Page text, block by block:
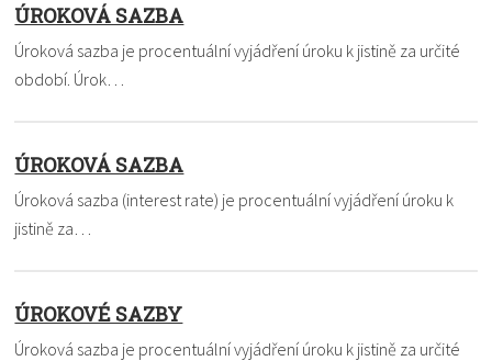
ÚROKOVÁ SAZBA
Úroková sazba je procentuální vyjádření úroku k jistině za určité
období. Úrok…
ÚROKOVÁ SAZBA
Úroková sazba (interest rate) je procentuální vyjádření úroku k
jistině za…
ÚROKOVÉ SAZBY
Úroková sazba je procentuální vyjádření úroku k jistině za určité